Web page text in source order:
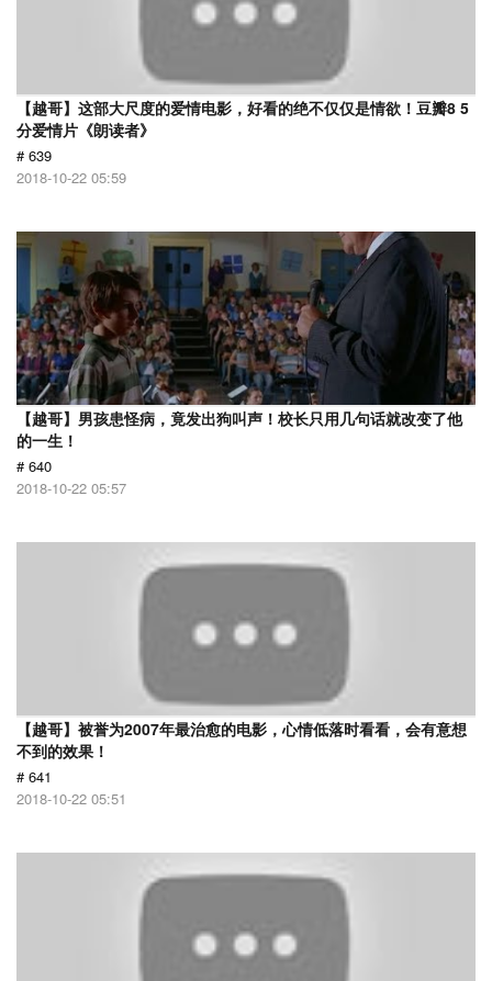
【越哥】这部大尺度的爱情电影，好看的绝不仅仅是情欲！豆瓣8 5
分爱情片《朗读者》
# 639
2018-10-22 05:59
【越哥】男孩患怪病，竟发出狗叫声！校长只用几句话就改变了他
的一生！
# 640
2018-10-22 05:57
【越哥】被誉为2007年最治愈的电影，心情低落时看看，会有意想
不到的效果！
# 641
2018-10-22 05:51